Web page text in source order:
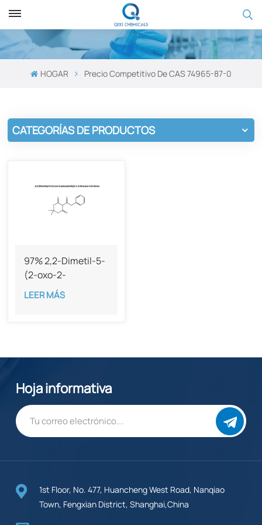
HOGAR Precio Competitivo De CAS 74965-87-0
CATEGORÍAS DE PRODUCTOS
97% 2,2-Dimetil-5-
(2-oxo-2-
feniletil)-1,3-
dioxano-4,6-diona
LEER MÁS
Hoja informativa
1st Floor, No. 477, Huancheng West Road, Nanqiao
Town, Fengxian District, Shanghai,China